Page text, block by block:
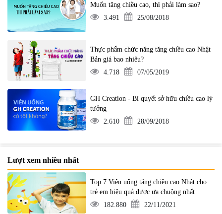
Muốn tăng chiều cao, thì phải làm sao?
3.491
25/08/2018
Thực phẩm chức năng tăng chiều cao Nhật
Bản giá bao nhiêu?
4.718
07/05/2019
GH Creation - Bí quyết sở hữu chiều cao lý
tưởng
2.610
28/09/2018
Lượt xem nhiều nhất
Top 7 Viên uống tăng chiều cao Nhật cho
trẻ em hiệu quả được ưa chuộng nhất
182.880
22/11/2021